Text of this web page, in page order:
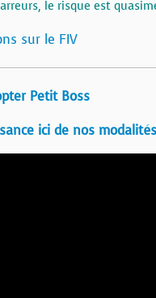
le risque est
sur le FIV
Petit Boss
ici de nos